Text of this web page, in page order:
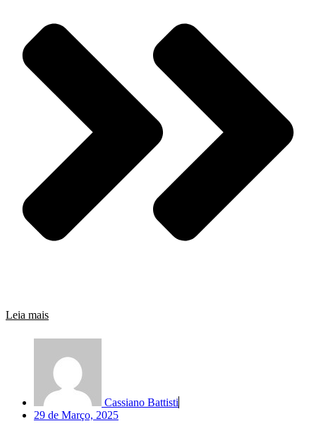
Leia mais
Cassiano Battisti
29 de Março, 2025